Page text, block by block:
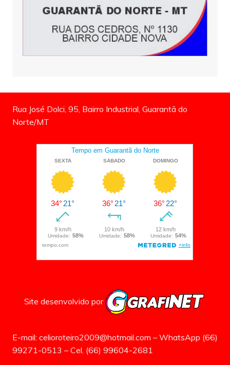
Rua José Dolci, 95, Bairro Industrial, Guarantã do
Norte/MT
Site desenvolvido por
E-mail: celioroteiro2009@hotmail.com – WhatsApp (66)
99271-0513 – Cel. (66) 99604-2681